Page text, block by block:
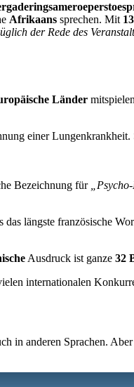
Afrikaans sprechen. Mit
der Rede des
Länder
einer Lungenkrankheit.
Bezeichnung für
das längste französische
Ausdruck ist ganze 32
internationalen
in anderen Sprachen.